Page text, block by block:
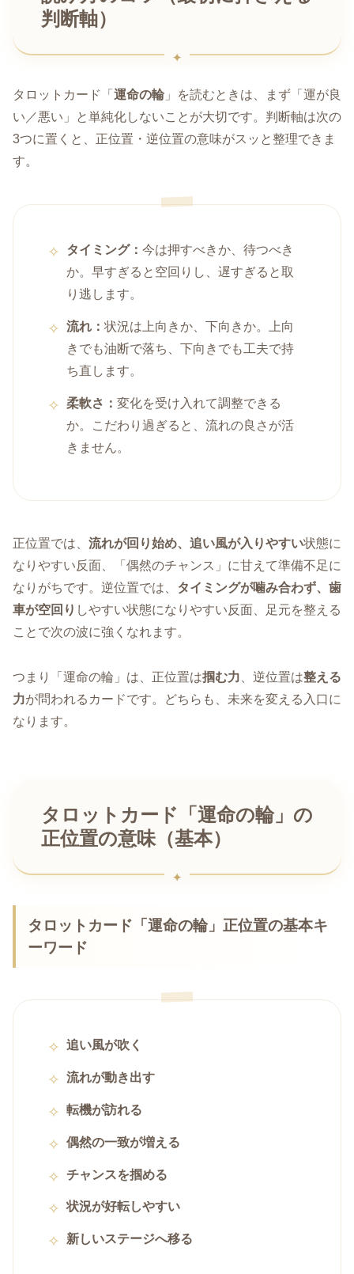
判断軸）
タロットカード「 運命の輪 」を読むときは、まず「運が良
い／悪い」と単純化しないことが大切です。判断軸は次の
3つに置くと、正位置・逆位置の意味がスッと整理できま
す。
タイミング：今は押すべきか、待つべき
か。早すぎると空回りし、遅すぎると取
り逃します。
流れ：状況は上向きか、下向きか。上向
きでも油断で落ち、下向きでも工夫で持
ち直します。
柔軟さ：変化を受け入れて調整できる
か。こだわり過ぎると、流れの良さが活
きません。
正位置では、 流れが回り始め、追い風が入りやすい状態に
なりやすい反面、「偶然のチャンス」に甘えて準備不足に
なりがちです。逆位置では、
タイミングが噛み合わず、歯
車が空回り しやすい状態になりやすい反面、足元を整える
ことで次の波に強くなれます。
つまり「運命の輪」は、正位置は掴む力 、逆位置は整える
力が問われるカードです。どちらも、未来を変える入口に
なります。
タロットカード「運命の輪」の
正位置の意味（基本）
タロットカード「運命の輪」正位置の基本キ
ーワード
追い風が吹く
流れが動き出す
転機が訪れる
偶然の一致が増える
チャンスを掴める
状況が好転しやすい
新しいステージへ移る